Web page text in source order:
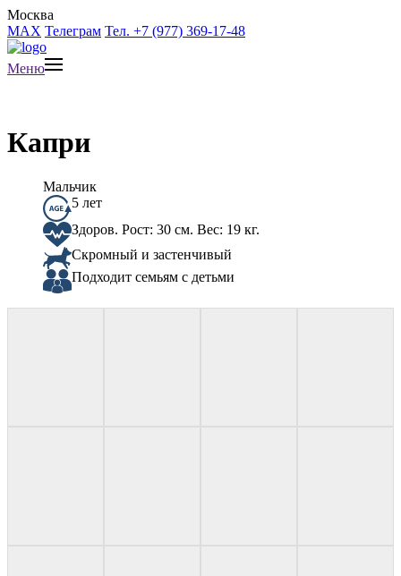
Москва
MAX Телеграм Тел. +7 (977) 369-17-48
Меню
Капри
Мальчик
5 лет
Здоров. Рост: 30 см. Вес: 19 кг.
Скромный и застенчивый
Подходит семьям с детьми